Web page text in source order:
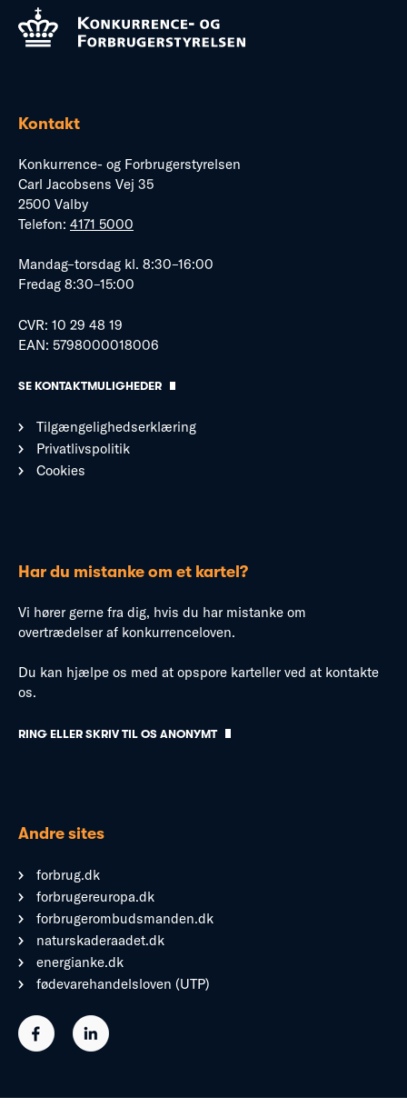
Kontakt
Konkurrence- og Forbrugerstyrelsen
Carl Jacobsens Vej 35
2500 Valby
Telefon: 4171 5000
Mandag–torsdag kl. 8:30–16:00
Fredag 8:30–15:00
CVR: 10 29 48 19
EAN: 5798000018006
SE KONTAKTMULIGHEDER
Tilgængelighedserklæring
Privatlivspolitik
Cookies
Har du mistanke om et kartel?
Vi hører gerne fra dig, hvis du har mistanke om
overtrædelser af konkurrenceloven.
Du kan hjælpe os med at opspore karteller ved at kontakte
os.
RING ELLER SKRIV TIL OS ANONYMT
Andre sites
forbrug.dk
forbrugereuropa.dk
forbrugerombudsmanden.dk
naturskaderaadet.dk
energianke.dk
fødevarehandelsloven (UTP)